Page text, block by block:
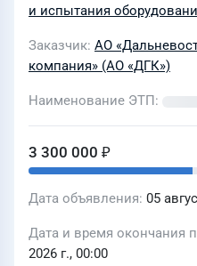
и испытания
Заказчик АО
компания» (АО «ДГК»)
Наименование ЭТП
3 300 000 ₽
Дата объявления 05
Дата и время окончания
2026 г., 00:00